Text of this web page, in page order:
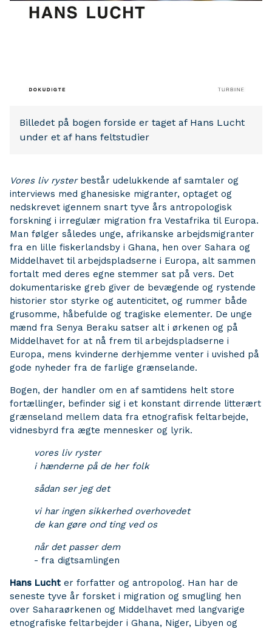
Billedet på bogen forside er taget af Hans Lucht
under et af hans feltstudier
Vores liv rysterbestår udelukkende af samtaler og
interviews med ghanesiske migranter, optaget og
nedskrevet igennem snart tyve års antropologisk
forskning i irregulær migration fra Vestafrika til Europa.
Man følger således unge, afrikanske arbejdsmigranter
fra en lille fiskerlandsby i Ghana, hen over Sahara og
Middelhavet til arbejdspladserne i Europa, alt sammen
fortalt med deres egne stemmer sat på vers. Det
dokumentariske greb giver de bevægende og rystende
historier stor styrke og autenticitet, og rummer både
grusomme, håbefulde og tragiske elementer. De unge
mænd fra Senya Beraku satser alt i ørkenen og på
Middelhavet for at nå frem til arbejdspladserne i
Europa, mens kvinderne derhjemme venter i uvished på
gode nyheder fra de farlige grænselande.
Bogen, der handler om en af samtidens helt store
fortællinger, befinder sig i et konstant dirrende litterært
grænseland mellem data fra etnografisk feltarbejde,
vidnesbyrd fra ægte mennesker og lyrik.
vores liv ryster
i hænderne på de her folk
sådan ser jeg det
vi har ingen sikkerhed overhovedet
de kan gøre ond ting ved os
når det passer dem
- fra digtsamlingen
Hans Lucht er forfatter og antropolog. Han har de
seneste tyve år forsket i migration og smugling hen
over Saharaørkenen og Middelhavet med langvarige
etnografiske feltarbejder i Ghana, Niger, Libyen og